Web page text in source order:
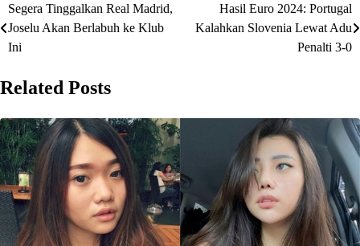
Post
navigation
Segera Tinggalkan Real Madrid,
Joselu Akan Berlabuh ke Klub
Ini
Hasil Euro 2024: Portugal
Kalahkan Slovenia Lewat Adu
Penalti 3-0
Related Posts